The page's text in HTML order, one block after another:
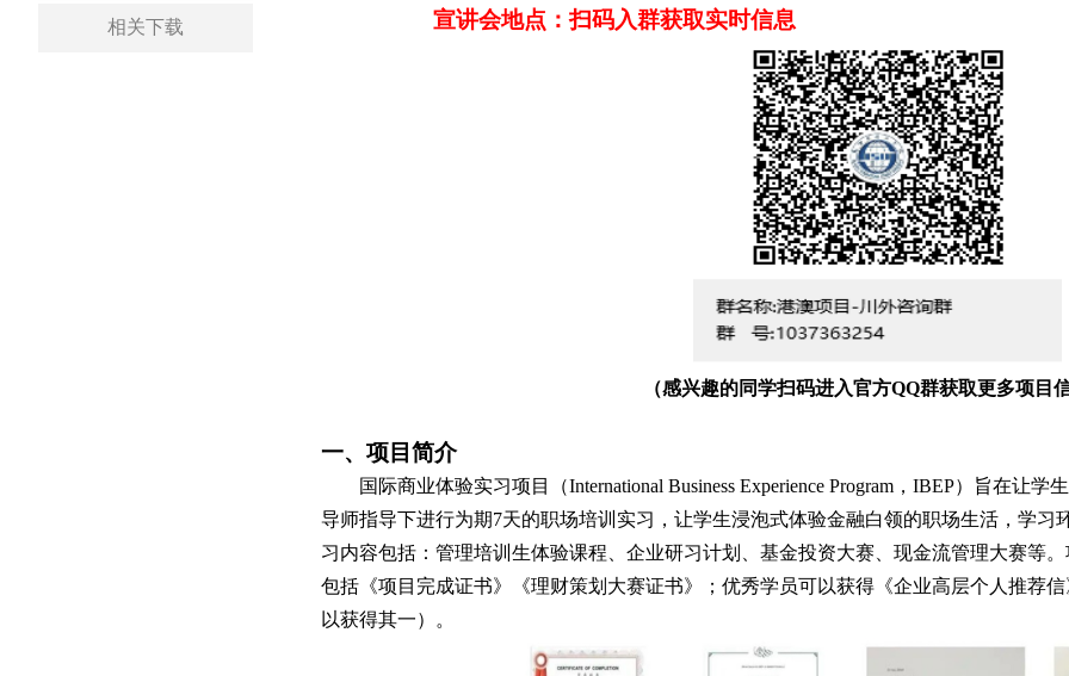
相关下载
宣讲会地点：扫码入群获取实时信息
（感兴趣的同学扫码进入官方QQ群获取更多项目
一、项目简介
国际商业体验实习项目（International Business Experience Program，IBEP）旨在让
导师指导下进行为期7天的职场培训实习，让学生浸泡式体验金融白领的职场生活，学习
习内容包括：管理培训生体验课程、企业研习计划、基金投资大赛、现金流管理大赛等
包括《项目完成证书》《理财策划大赛证书》；优秀学员可以获得《企业高层个人推荐
以获得其一）
。